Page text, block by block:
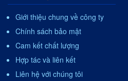
Giới thiệu chung về công ty
Chính sách bảo mật
Cam kết chất lượng
Hợp tác và liên kết
Liên hệ với chúng tôi